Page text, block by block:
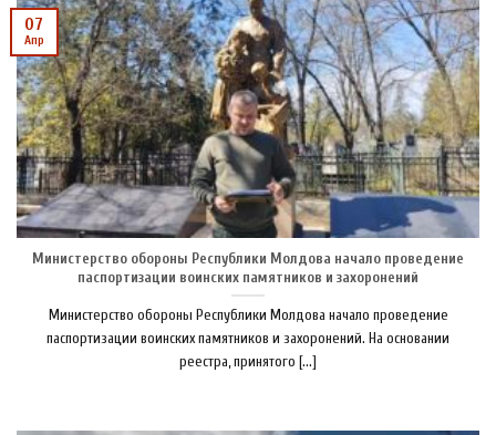
Министерство обороны Республики Молдова начало проведение
паспортизации воинских памятников и захоронений
Министерство обороны Республики Молдова начало проведение
паспортизации воинских памятников и захоронений. На основании
реестра, принятого [...]
07
Апр